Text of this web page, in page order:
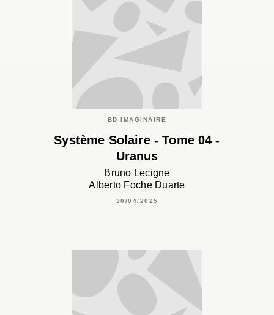
BD IMAGINAIRE
Système Solaire - Tome 04 -
Uranus
Bruno Lecigne
Alberto Foche Duarte
30/04/2025